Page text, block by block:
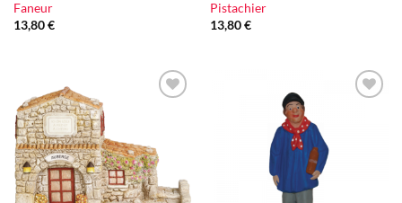
Faneur
13,80€
Pistachier
13,80€